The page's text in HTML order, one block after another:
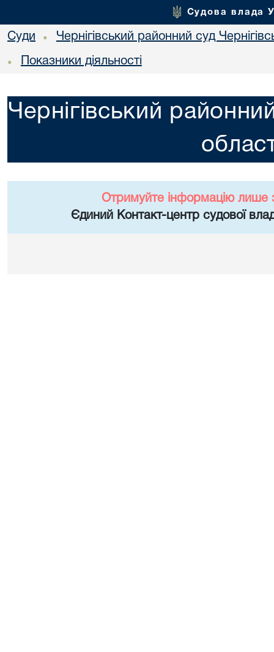
Судова влада
Суди • Чернігівський районний суд
• Показники діяльності
Чернігівський
Отримуйте інформацію лише
Єдиний Контакт-центр судової